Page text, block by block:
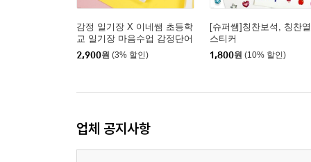
감정 일기장 X 이네쌤 초등학
교 일기장 마음수업 감정단어
노트 공책 그림일기
2,900원 (3% 할인)
[슈퍼쌤]칭찬보석, 칭찬
스티커
1,800원 (10% 할인)
업체 공지사항